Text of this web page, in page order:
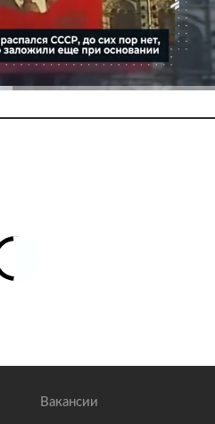
Вакансии